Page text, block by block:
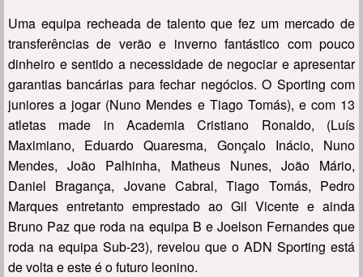
Uma equipa recheada de talento que fez um mercado de
transferências de verão e inverno fantástico com pouco
dinheiro e sentido a necessidade de negociar e apresentar
garantias bancárias para fechar negócios. O Sporting com
juniores a jogar (Nuno Mendes e Tiago Tomás), e com 13
atletas made in Academia Cristiano Ronaldo, (Luís
Maximiano, Eduardo Quaresma, Gonçalo Inácio, Nuno
Mendes, João Palhinha, Matheus Nunes, João Mário,
Daniel Bragança, Jovane Cabral, Tiago Tomás, Pedro
Marques entretanto emprestado ao Gil Vicente e ainda
Bruno Paz que roda na equipa B e Joelson Fernandes que
roda na equipa Sub-23), revelou que o ADN Sporting está
de volta e este é o futuro leonino.